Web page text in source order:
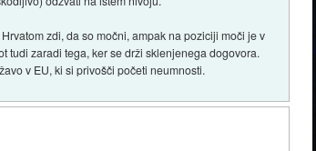
zdi, da so močni, ampak na poziciji moči je v
tudi zaradi tega, ker se drži sklenjenega dogovora.
v EU, ki si privošči početi neumnosti.